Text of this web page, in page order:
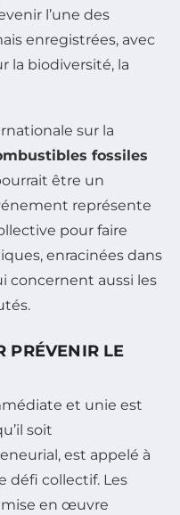
l’une des
enregistrées, avec
la biodiversité, la
sur la
fossiles
être un
représente
pour faire
enracinées dans
concernent aussi les
PRÉVENIR LE
et unie est
soit
est appelé à
défi collectif. Les
en œuvre